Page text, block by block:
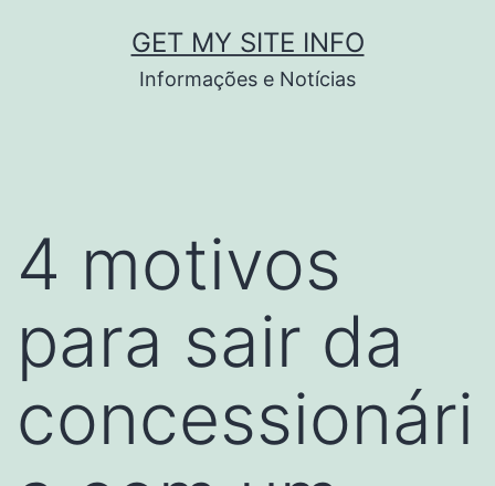
GET MY SITE INFO
Informações e Notícias
4 motivos
para sair da
concessionári